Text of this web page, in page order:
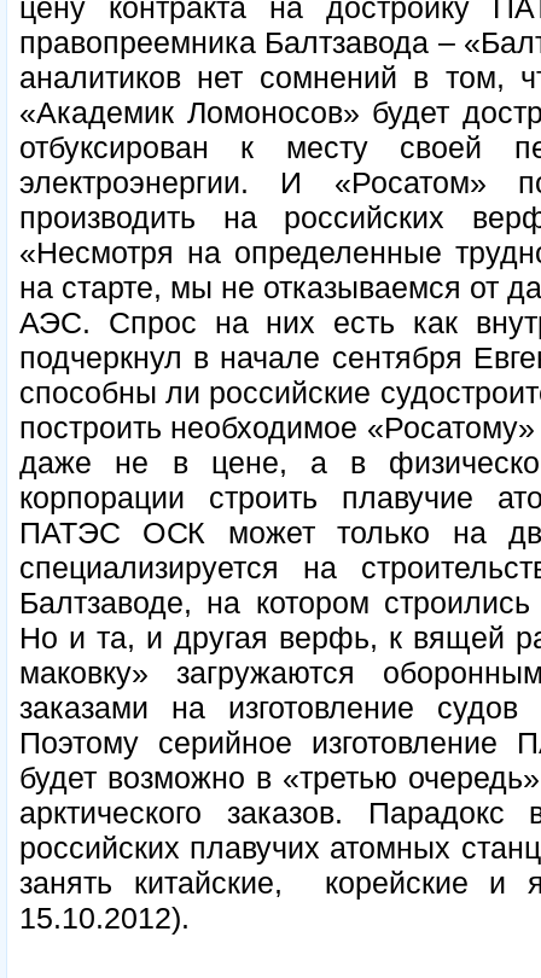
цену контракта на достройку
правопреемника Балтзавода –
аналитиков нет сомнений в том,
«Академик Ломоносов» будет
отбуксирован к месту своей
электроэнергии. И «Росатом»
производить на российских
«Несмотря на определенные
на старте, мы не отказываемся от
АЭС. Спрос на них есть как
подчеркнул в начале сентября
способны ли российские
построить необходимое
даже не в цене, а в физической
корпорации строить плавучие
ПАТЭС ОСК может только на
специализируется на
Балтзаводе, на котором
Но и та, и другая верфь, к вящей
маковку» загружаются
заказами на изготовление
Поэтому серийное
будет возможно в «третью
арктического заказов.
российских плавучих атомных
занять китайские, корейские и
15.10.2012).